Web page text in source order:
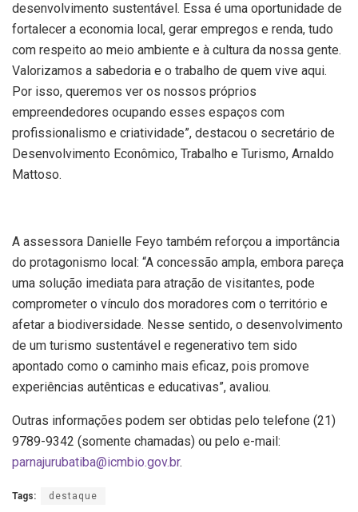
desenvolvimento sustentável. Essa é uma oportunidade de
fortalecer a economia local, gerar empregos e renda, tudo
com respeito ao meio ambiente e à cultura da nossa gente.
Valorizamos a sabedoria e o trabalho de quem vive aqui.
Por isso, queremos ver os nossos próprios
empreendedores ocupando esses espaços com
profissionalismo e criatividade”, destacou o secretário de
Desenvolvimento Econômico, Trabalho e Turismo, Arnaldo
Mattoso.
A assessora Danielle Feyo também reforçou a importância
do protagonismo local: “A concessão ampla, embora pareça
uma solução imediata para atração de visitantes, pode
comprometer o vínculo dos moradores com o território e
afetar a biodiversidade. Nesse sentido, o desenvolvimento
de um turismo sustentável e regenerativo tem sido
apontado como o caminho mais eficaz, pois promove
experiências autênticas e educativas”, avaliou.
Outras informações podem ser obtidas pelo telefone (21)
9789-9342 (somente chamadas) ou pelo e-mail:
parnajurubatiba@icmbio.gov.br.
Tags: destaque